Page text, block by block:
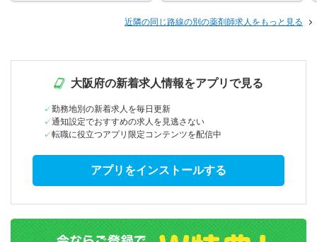
近隣の同じ路線の別の薬剤師求人をもっと見る
大阪府の新着求人情報をアプリで見る
勤務地別の新着求人を毎日更新
通知設定でおすすめの求人を見逃さない
転職に役立つアプリ限定コンテンツを配信中
アプリをインストールする